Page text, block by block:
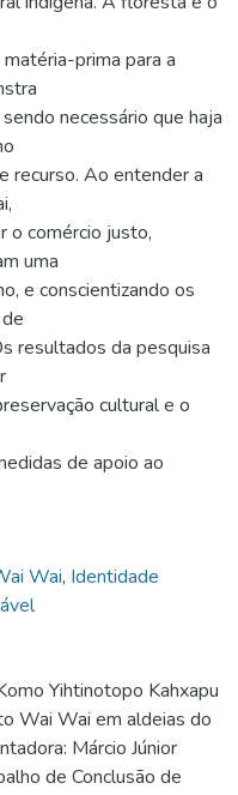
prima para a
necessário que haja
recurso. Ao entender a
o comércio justo,
uma
e conscientizando os
resultados da pesquisa
cultural e o
de apoio ao
Wai, Identidade
Yihtinotopo Kahxapu
Wai Wai em aldeias do
Márcio Júnior
de Conclusão de